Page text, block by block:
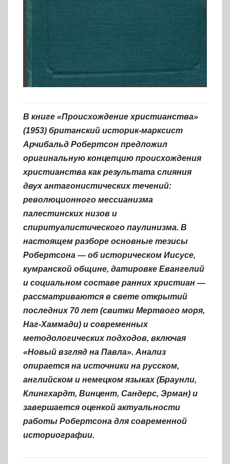
В книге «Происхождение христианства»
(1953) британский историк-марксист
Арчибальд Робертсон предложил
оригинальную концепцию происхождения
христианства как результата слияния
двух антагонистических течений:
революционного мессианизма
палестинских низов и
спиритуалистического паулинизма. В
настоящем разборе основные тезисы
Робертсона — об историческом Иисусе,
кумранской общине, датировке Евангелий
и социальном составе ранних христиан —
рассматриваются в свете открытий
последних 70 лет (свитки Мертвого моря,
Наг-Хаммади) и современных
методологических подходов, включая
«Новый взгляд на Павла». Анализ
опирается на источники на русском,
английском и немецком языках (Браунли,
Клингхардт, Винцент, Сандерс, Эрман) и
завершается оценкой актуальности
работы Робертсона для современной
историографии.